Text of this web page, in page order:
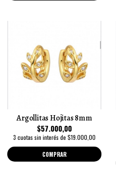
Argollitas Hojitas 8mm
$57.000,00
3 cuotas sin interés de $19.000,00
COMPRAR